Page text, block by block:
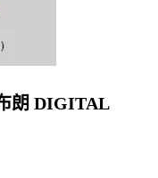
朗 DIGITAL